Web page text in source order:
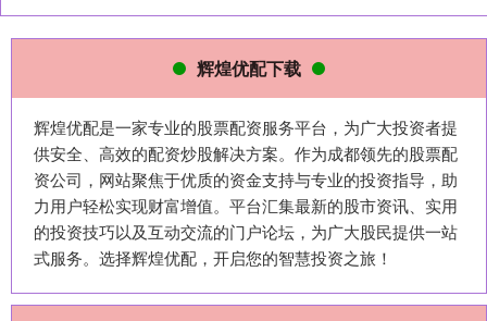
辉煌优配下载
辉煌优配是一家专业的股票配资服务平台，为广大投资者提
供安全、高效的配资炒股解决方案。作为成都领先的股票配
资公司，网站聚焦于优质的资金支持与专业的投资指导，助
力用户轻松实现财富增值。平台汇集最新的股市资讯、实用
的投资技巧以及互动交流的门户论坛，为广大股民提供一站
式服务。选择辉煌优配，开启您的智慧投资之旅！